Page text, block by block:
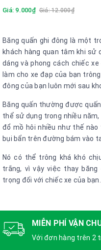
Giá: 9.000₫ Giá: 12.000₫
Băng quấn ghi đông là một
khách hàng quan tâm khi sử
dáng và phong cách chiếc
làm cho xe đạp của bạn
đông của bạn luôn mới sau
Băng quấn thường được
thể sử dụng trong nhiều
đổ mồ hôi nhiều như thế
bụi bẩn trên đường bám vào
Nó có thể trông khá khó
trắng, vì vậy việc thay
trọng đối với chiếc xe của bạn.
MIỄN PHÍ VẬN
Với đơn hàng trên 2